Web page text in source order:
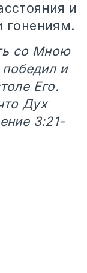
и
гонениям.
со Мною
и
Его.
Дух
3:21-